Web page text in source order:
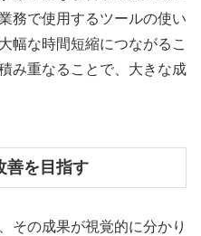
務で使用するツールの使い
幅な時間短縮につながるこ
み重なることで、大きな成
善を目指す
その成果が視覚的に分かり